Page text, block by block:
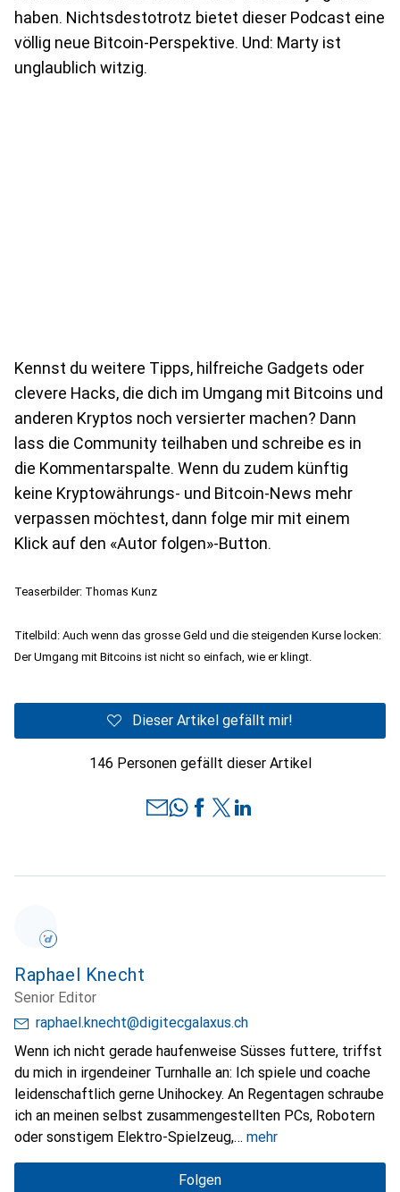
haben. Nichtsdestotrotz bietet dieser Podcast eine
völlig neue Bitcoin-Perspektive. Und: Marty ist
unglaublich witzig.
Kennst du weitere Tipps, hilfreiche Gadgets oder
clevere Hacks, die dich im Umgang mit Bitcoins und
anderen Kryptos noch versierter machen? Dann
lass die Community teilhaben und schreibe es in
die Kommentarspalte. Wenn du zudem künftig
keine Kryptowährungs- und Bitcoin-News mehr
verpassen möchtest, dann folge mir mit einem
Klick auf den «Autor folgen»-Button.
Teaserbilder: Thomas Kunz
Titelbild: Auch wenn das grosse Geld und die steigenden Kurse locken:
Der Umgang mit Bitcoins ist nicht so einfach, wie er klingt.
Dieser Artikel gefällt mir!
146 Personen gefällt dieser Artikel
Raphael Knecht
Senior Editor
raphael.knecht@digitecgalaxus.ch
Wenn ich nicht gerade haufenweise Süsses futtere, triffst
du mich in irgendeiner Turnhalle an: Ich spiele und coache
leidenschaftlich gerne Unihockey. An Regentagen schraube
ich an meinen selbst zusammengestellten PCs, Robotern
oder sonstigem Elektro-Spielzeug,
mehr
Folgen